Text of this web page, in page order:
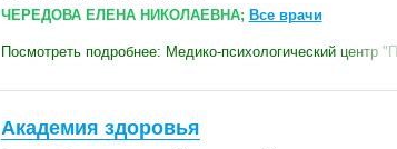
ЧЕРЕДОВА ЕЛЕНА НИКОЛАЕВНА; Все врачи
Посмотреть подробнее: Медико-психологический центр
Академия здоровья